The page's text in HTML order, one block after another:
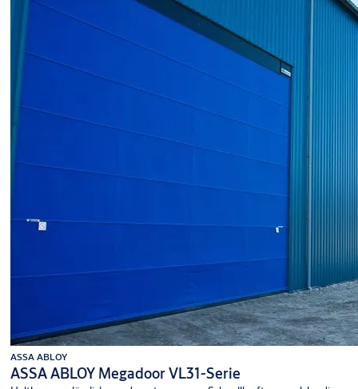
ASSA ABLOY
ASSA ABLOY Megadoor VL31-Serie